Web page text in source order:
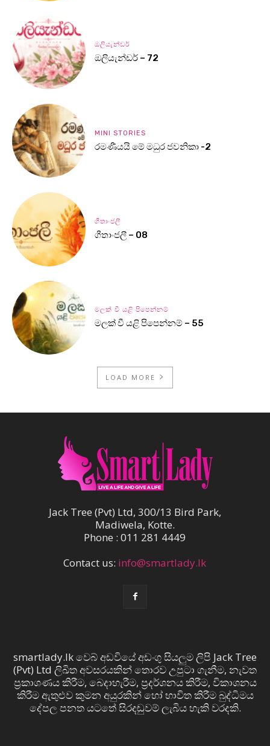
ඔලියැන්ඩර්
ඔලියැන්ඩර් – 72
MINI STORIES
රමණීයයි මේ මධුර ජවනිකා -2
ගීතාංජලී
ගීතාංජලී – 08
මලක් වී යළි පිපෙන්නම්
මලක් වී යළි පිපෙන්නම් – 55
LOAD MORE
Jack Tree (Pvt) Ltd, 300/13 Bird Park,
Madiwela, Kotte.
Phone : 011 281 4449
Contact us: info@smartlady.lk
smartlady.lk වෙබ් අඩවියේ අඩංගු සියලුම ලිපි Jack Tree
(Pvt) Ltd ලිඛිත අවසරයකින් තොරව උපුටා ගැනීම, නැවත
ප්‍රකාශණය කිරීම, බෙදාහැරීම, ප්‍රදර්ශනය කිරීම, විකාශනය
කිරීම ඇතුළුව කුමන අයුරකින් හෝ භාවිත කිරීම බුද්ධිමය
දේපල පනත යටතේ සිරදඬුවම් ලැබිය හැකි වරදකි.